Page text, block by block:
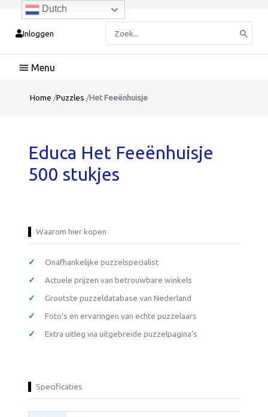
Inloggen
naar:
Hoofdmenu
Home /Puzzles /Het Feeënhuisje
Educa Het Feeënhuisje
500 stukjes
Waarom hier kopen
Onafhankelijke puzzelspecialist
Actuele prijzen van betrouwbare winkels
Grootste puzzeldatabase van Nederland
Foto’s en ervaringen van echte puzzelaars
Extra uitleg via uitgebreide puzzelpagina’s
Specificaties
Dutch